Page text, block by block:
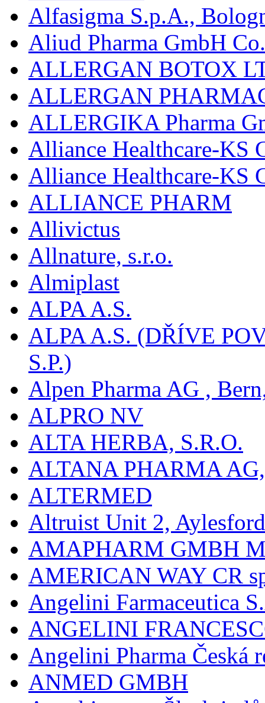
Alfasigma S.p.A.,
Aliud Pharma GmbH
ALLERGAN BOTOX
ALLERGAN
ALLERGIKA Pharma
Alliance Healthcare-KS
Alliance Healthcare-KS
ALLIANCE PHARM
Allivictus
Allnature, s.r.o.
Almiplast
ALPA A.S.
ALPA A.S. (DŘÍVE
S.P.)
Alpen Pharma AG ,
ALPRO NV
ALTA HERBA, S.R.O.
ALTANA PHARMA
ALTERMED
Altruist Unit 2, Aylesford
AMAPHARM GMBH
AMERICAN WAY CR
Angelini Farmaceutica
ANGELINI
Angelini Pharma Česká
ANMED GMBH